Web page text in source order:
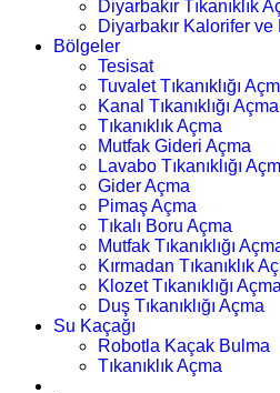
Diyarbakır Tıkanıklık
Diyarbakır Kalorifer ve
Bölgeler
Tesisat
Tuvalet Tıkanıklığı
Kanal Tıkanıklığı Açma
Tıkanıklık Açma
Mutfak Gideri Açma
Lavabo Tıkanıklığı
Gider Açma
Pimaş Açma
Tıkalı Boru Açma
Mutfak Tıkanıklığı
Kırmadan Tıkanıklık
Klozet Tıkanıklığı Açma
Duş Tıkanıklığı Açma
Su Kaçağı
Robotla Kaçak Bulma
Tıkanıklık Açma